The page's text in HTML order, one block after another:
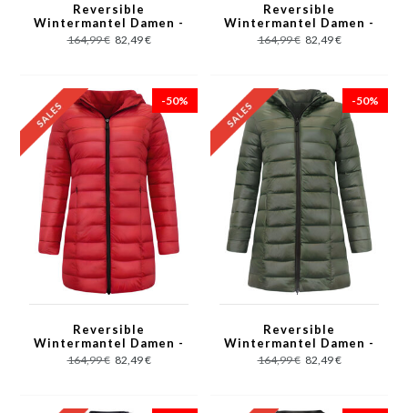
Reversible
Wintermantel Damen -
2161-P - Rosa
164,99 € 82,49 €
Reversible
Wintermantel Damen -
2161-GL - Gelb
164,99 € 82,49 €
-50%
Reversible
Wintermantel Damen -
2161-R - Rot
164,99 € 82,49 €
-50%
Reversible
Wintermantel Damen -
2161-G - Grün
164,99 € 82,49 €